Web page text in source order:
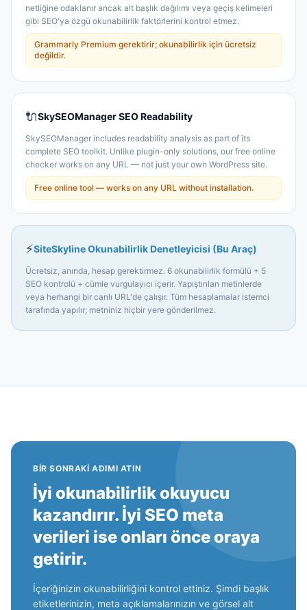
netliğine odaklanır ancak alt başlık dağılımı veya geçiş kelimeleri
gibi SEO'ya özgü okunabilirlik faktörlerini kontrol etmez.
Grammarly Premium gerektirir; okunabilirlik için ücretsiz
değildir.
🔌SkySEOManager SEO Readability
SkySEOManager includes readability analysis as part of its
complete SEO toolkit. Unlike plugin-only solutions, our free online
checker works on any URL — not just your own WordPress site.
Free online tool — works on any URL without installation.
⚡SiteSkyline Okunabilirlik Denetleyicisi (Bu Araç)
Ücretsiz, anında, hesap gerektirmez. 6 okunabilirlik formülü + 5
SEO kontrolü + cümle vurgulayıcı içerir. Yapıştırılan metinlerde
veya herhangi bir canlı URL'de çalışır. Tüm hesaplamalar istemci
tarafında yapılır; metniniz hiçbir yere gönderilmez.
BIR SONRAKI ADIMI ATIN
İyi okunabilirlik okuyucu
kazandırır. İyi SEO meta
verileri ise onları önce oraya
getirir.
İçeriğinizin okunabilirliğini kontrol ettiniz. Şimdi başlık
etiketlerinizin, meta açıklamalarınızın ve görsel alt